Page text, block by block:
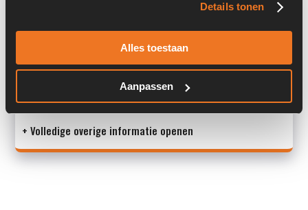
Details tonen
Alles toestaan
Aanpassen
Brand: Wacker Neuson
Type 1: 252 8415
S/N: F1811
+ Volledige overige informatie openen